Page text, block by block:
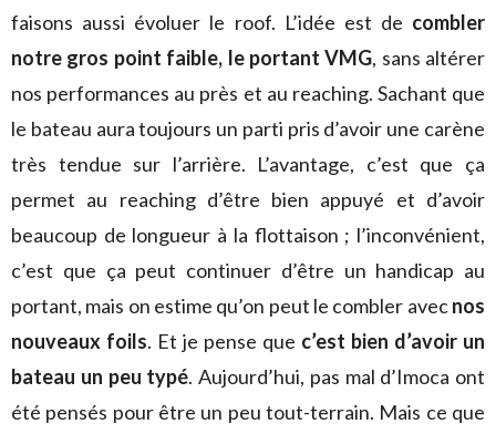
faisons aussi évoluer le roof. L’idée est de combler
notre gros point faible, le portant VMG, sans altérer
nos performances au près et au reaching. Sachant que
le bateau aura toujours un parti pris d’avoir une carène
très tendue sur l’arrière. L’avantage, c’est que ça
permet au reaching d’être bien appuyé et d’avoir
beaucoup de longueur à la flottaison ; l’inconvénient,
c’est que ça peut continuer d’être un handicap au
portant, mais on estime qu’on peut le combler avecnos
nouveaux foils. Et je pense que c’est bien d’avoir un
bateau un peu typé. Aujourd’hui, pas mal d’Imoca ont
été pensés pour être un peu tout-terrain. Mais ce que